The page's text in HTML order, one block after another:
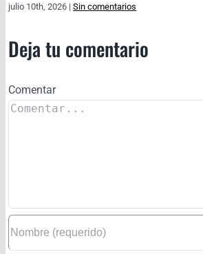
julio 10th, 2026 | Sin comentarios
Deja tu comentario
Comentar